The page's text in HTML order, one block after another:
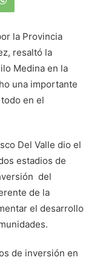
la Provincia
resaltó la
Medina en la
una importante
en el
Del Valle dio el
estadios de
del
de la
el desarrollo
de inversión en